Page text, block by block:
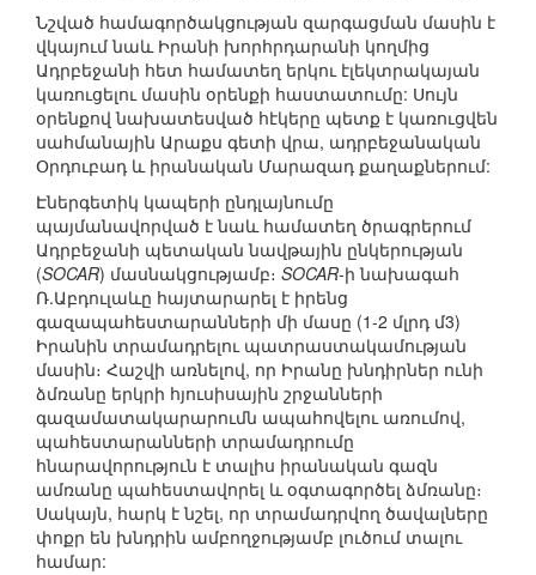
Նշված համագործակցության զարգացման մասին է
վկայում նաև Իրանի խորհրդարանի կողմից
Ադրբեջանի հետ համատեղ երկու էլեկտրակայան
կառուցելու մասին օրենքի հաստատումը: Սույն
օրենքով նախատեսված հէկերը պետք է կառուցվեն
սահմանային Արաքս գետի վրա, ադրբեջանական
Օրդուբադ և իրանական Մարազադ քաղաքներում:
Էներգետիկ կապերի ընդլայնումը
պայմանավորված է նաև համատեղ ծրագրերում
Ադրբեջանի պետական նավթային ընկերության
(SOCAR) մասնակցությամբ։ SOCAR-ի նախագահ
Ռ.Աբդուլաևը հայտարարել է իրենց
գազապահեստարանների մի մասը (1-2 մլրդ մ3)
Իրանին տրամադրելու պատրաստակամության
մասին։ Հաշվի առնելով, որ Իրանը խնդիրներ ունի
ձմռանը երկրի հյուսիսային շրջանների
գազամատակարարումն ապահովելու առումով,
պահեստարանների տրամադրումը
հնարավորություն է տալիս իրանական գազն
ամռանը պահեստավորել և օգտագործել ձմռանը։
Սակայն, հարկ է նշել, որ տրամադրվող ծավալները
փոքր են խնդրին ամբողջությամբ լուծում տալու
համար: